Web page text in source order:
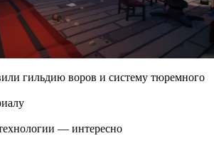
гильдию воров и систему тюремного
— интересно